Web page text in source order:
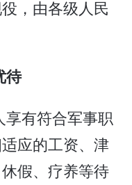
，由各级人民
待
有符合军事职
应的工资、津
假、疗养等待